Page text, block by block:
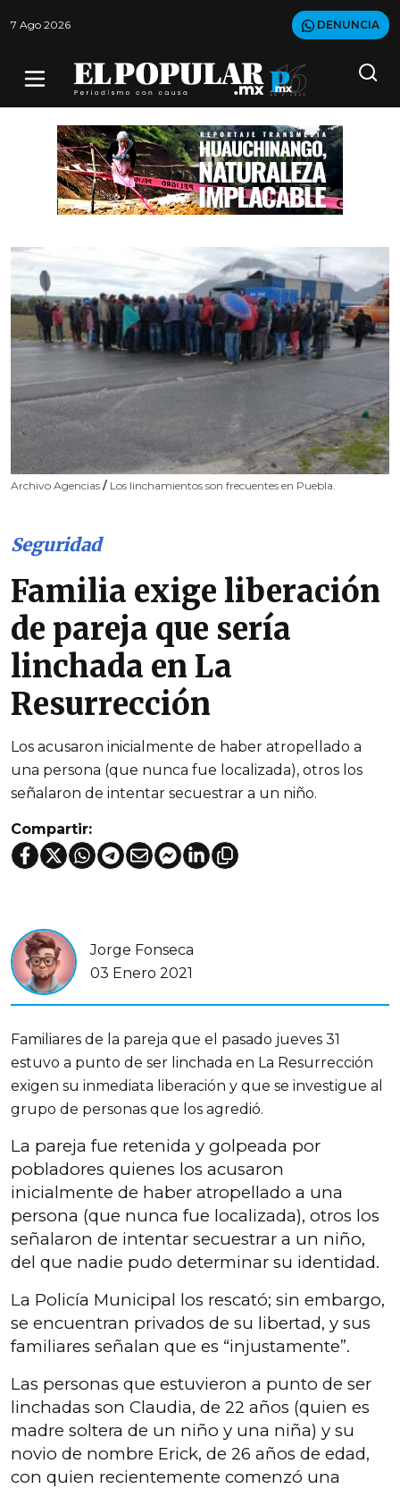
7 Ago 2026 DENUNCIA
Archivo Agencias / Los linchamientos son frecuentes en Puebla.
Seguridad
Familia exige liberación
de pareja que sería
linchada en La
Resurrección
Los acusaron inicialmente de haber atropellado a
una persona (que nunca fue localizada), otros los
señalaron de intentar secuestrar a un niño.
Compartir:
Jorge Fonseca
03 Enero 2021
Familiares de la pareja que el pasado jueves 31
estuvo a punto de ser linchada en La Resurrección
exigen su inmediata liberación y que se investigue al
grupo de personas que los agredió.
La pareja fue retenida y golpeada por
pobladores quienes los acusaron
inicialmente de haber atropellado a una
persona (que nunca fue localizada), otros los
señalaron de intentar secuestrar a un niño,
del que nadie pudo determinar su identidad.
La Policía Municipal los rescató; sin embargo,
se encuentran privados de su libertad, y sus
familiares señalan que es “injustamente”.
Las personas que estuvieron a punto de ser
linchadas son Claudia, de 22 años (quien es
madre soltera de un niño y una niña) y su
novio de nombre Erick, de 26 años de edad,
con quien recientemente comenzó una